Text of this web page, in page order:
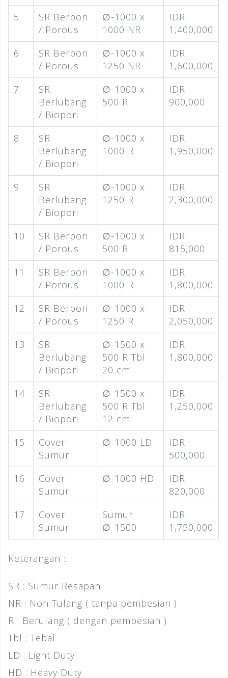
5
SR Berpori
/ Porous
∅-1000 x
1000 NR
IDR
1,400,000
6
SR Berpori
/ Porous
∅-1000 x
1250 NR
IDR
1,600,000
7
SR
Berlubang
/ Biopori
∅-1000 x
500 R
IDR
900,000
8
SR
Berlubang
/ Biopori
∅-1000 x
1000 R
IDR
1,950,000
9
SR
Berlubang
/ Biopori
∅-1000 x
1250 R
IDR
2,300,000
10
SR Berpori
/ Porous
∅-1000 x
500 R
IDR
815,000
11
SR Berpori
/ Porous
∅-1000 x
1000 R
IDR
1,800,000
12
SR Berpori
/ Porous
∅-1000 x
1250 R
IDR
2,050,000
13
SR
Berlubang
/ Biopori
∅-1500 x
500 R Tbl
20 cm
IDR
1,800,000
14
SR
Berlubang
/ Biopori
∅-1500 x
500 R Tbl
12 cm
IDR
1,250,000
15
Cover
Sumur
∅-1000 LD
IDR
500,000
16
Cover
Sumur
∅-1000 HD
IDR
820,000
17
Cover
Sumur
Sumur
∅-1500
IDR
1,750,000
Keterangan :
SR : Sumur Resapan
NR : Non Tulang ( tanpa pembesian )
R : Berulang ( dengan pembesian )
Tbl : Tebal
LD : Light Duty
HD : Heavy Duty